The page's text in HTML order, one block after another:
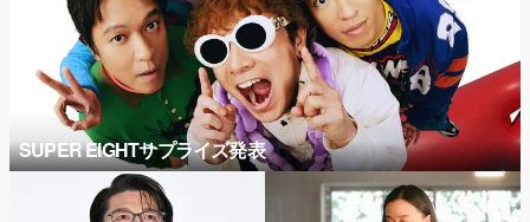
SUPER EIGHTサプライズ発表